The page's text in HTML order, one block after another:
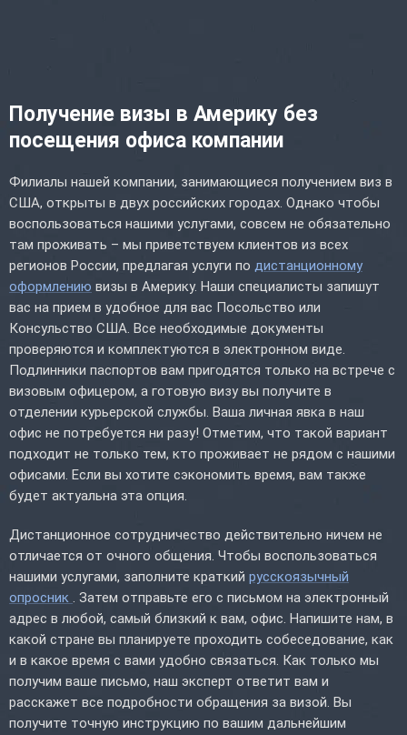
Получение визы в Америку без
посещения офиса компании
Филиалы нашей компании, занимающиеся получением виз в
США, открыты в двух российских городах. Однако чтобы
воспользоваться нашими услугами, совсем не обязательно
там проживать – мы приветствуем клиентов из всех
регионов России, предлагая услуги по дистанционному
оформлению визы в Америку. Наши специалисты запишут
вас на прием в удобное для вас Посольство или
Консульство США. Все необходимые документы
проверяются и комплектуются в электронном виде.
Подлинники паспортов вам пригодятся только на встрече с
визовым офицером, а готовую визу вы получите в
отделении курьерской службы. Ваша личная явка в наш
офис не потребуется ни разу! Отметим, что такой вариант
подходит не только тем, кто проживает не рядом с нашими
офисами. Если вы хотите сэкономить время, вам также
будет актуальна эта опция.
Дистанционное сотрудничество действительно ничем не
отличается от очного общения. Чтобы воспользоваться
нашими услугами, заполните краткий русскоязычный
опросник . Затем отправьте его с письмом на электронный
адрес в любой, самый близкий к вам, офис. Напишите нам, в
какой стране вы планируете проходить собеседование, как
и в какое время с вами удобно связаться. Как только мы
получим ваше письмо, наш эксперт ответит вам и
расскажет все подробности обращения за визой. Вы
получите точную инструкцию по вашим дальнейшим